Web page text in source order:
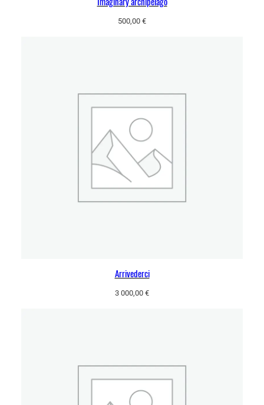
500,00 €
Arrivederci
3 000,00 €